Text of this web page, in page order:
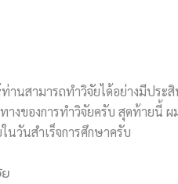
านสามารถทำวิจัยได้อย่างมีประ
างของการทำวิจัยครับ สุดท้ายนี้
นวันสำเร็จการศึกษาครับ